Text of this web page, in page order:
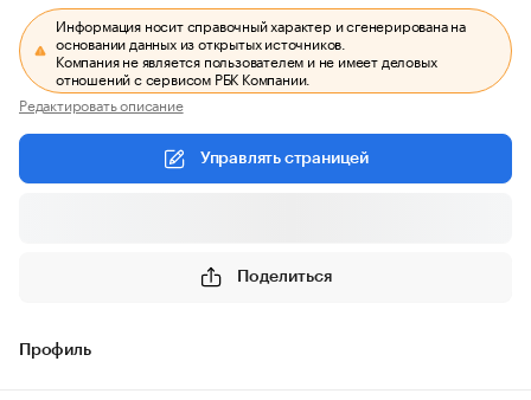
Информация носит справочный характер и сгенерирована на
основании данных из открытых источников.
Компания не является пользователем и не имеет деловых
отношений с сервисом РБК Компании.
Редактировать описание
Управлять страницей
Поделиться
Профиль